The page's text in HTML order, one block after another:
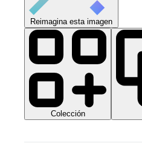
Reimagina esta imagen
Colección